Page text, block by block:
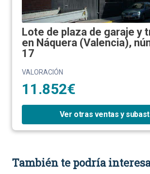
Lote de plaza de garaje y
en Náquera (Valencia),
17
VALORACIÓN
11.852€
Ver otras ventas y
También te podría